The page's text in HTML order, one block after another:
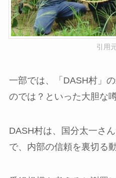
引用
一部では、「DASH村」
のでは？といった大胆な
DASH村は、国分太一さ
で、内部の信頼を裏切る